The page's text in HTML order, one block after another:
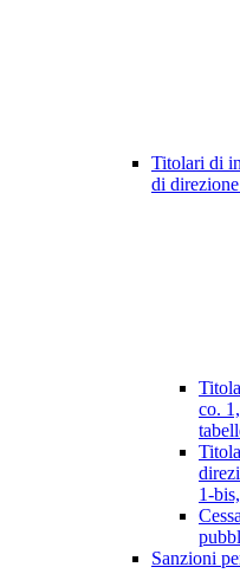
Titolari di
di
co.
1-
Sanzioni